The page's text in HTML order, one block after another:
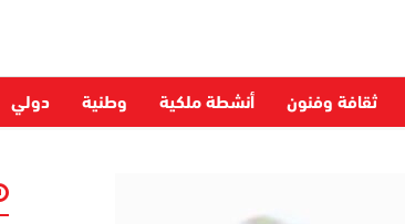
ثقافة وفنون أنشطة ملكية وطنية دولي